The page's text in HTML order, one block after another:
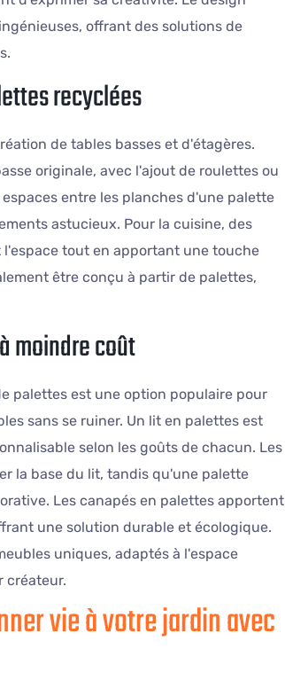
offrant des solutions de
recyclées
de tables basses et d'étagères.
originale, avec l'ajout de roulettes ou
entre les planches d'une palette
astucieux. Pour la cuisine, des
tout en apportant une touche
être conçu à partir de palettes,
moindre coût
palettes est une option populaire pour
sans se ruiner. Un lit en palettes est
selon les goûts de chacun. Les
la base du lit, tandis qu'une palette
Les canapés en palettes apportent
une solution durable et écologique.
uniques, adaptés à l'espace
créateur.
vie à votre jardin avec